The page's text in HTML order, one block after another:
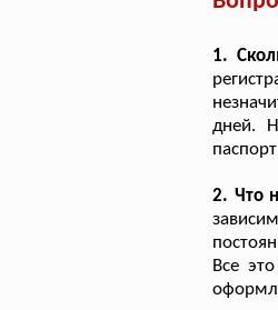
1.
дней.
2. Что
Все